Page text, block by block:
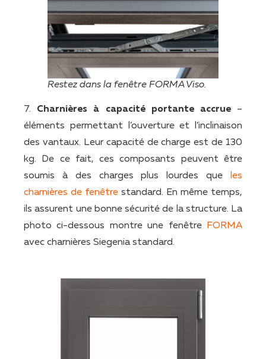
Restez dans la fenêtre FORMA Viso.
7. Charnières à capacité portante accrue–
éléments permettant l’ouverture et l’inclinaison
des vantaux. Leur capacité de charge est de 130
kg. De ce fait, ces composants peuvent être
soumis à des charges plus lourdes que les
charnières de fenêtre standard. En même temps,
ils assurent une bonne sécurité de la structure. La
photo ci-dessous montre une fenêtre FORMA
avec charnières Siegenia standard.